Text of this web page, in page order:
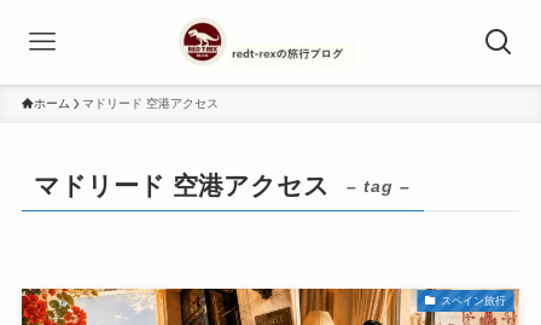
ホーム マドリード 空港アクセス
マドリード 空港アクセス – tag –
スペイン旅行